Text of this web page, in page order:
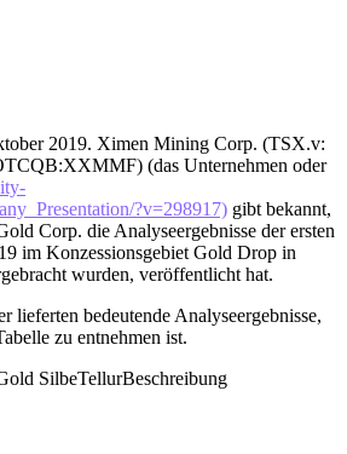
2019. Ximen Mining Corp. (TSX.v:
(das Unternehmen oder
?v=298917) gibt bekannt,
Corp. die Analyseergebnisse der ersten
im Konzessionsgebiet Gold Drop in
wurden, veröffentlicht hat.
lieferten bedeutende Analyseergebnisse,
zu entnehmen ist.
SilbeTellurBeschreibung